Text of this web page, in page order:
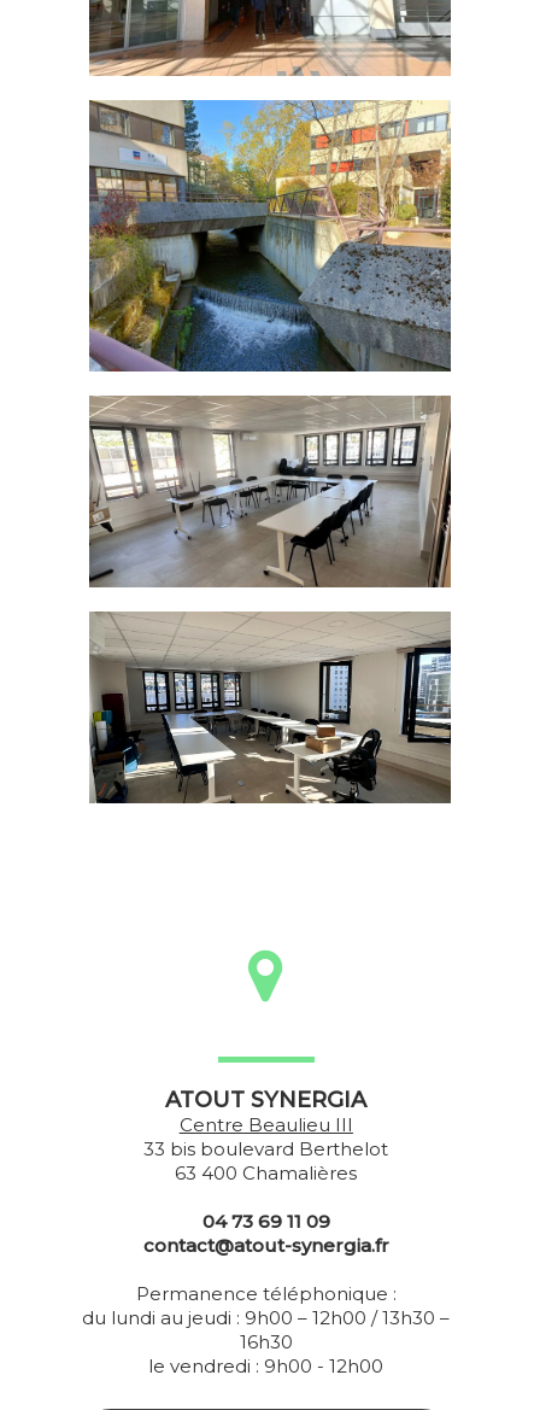
ATOUT SYNERGIA
Centre Beaulieu III
33 bis boulevard Berthelot
63 400 Chamalières
04 73 69 11 09
contact@atout-synergia.fr
Permanence téléphonique :
du lundi au jeudi : 9h00 – 12h00 / 13h30 –
16h30
le vendredi : 9h00 - 12h00